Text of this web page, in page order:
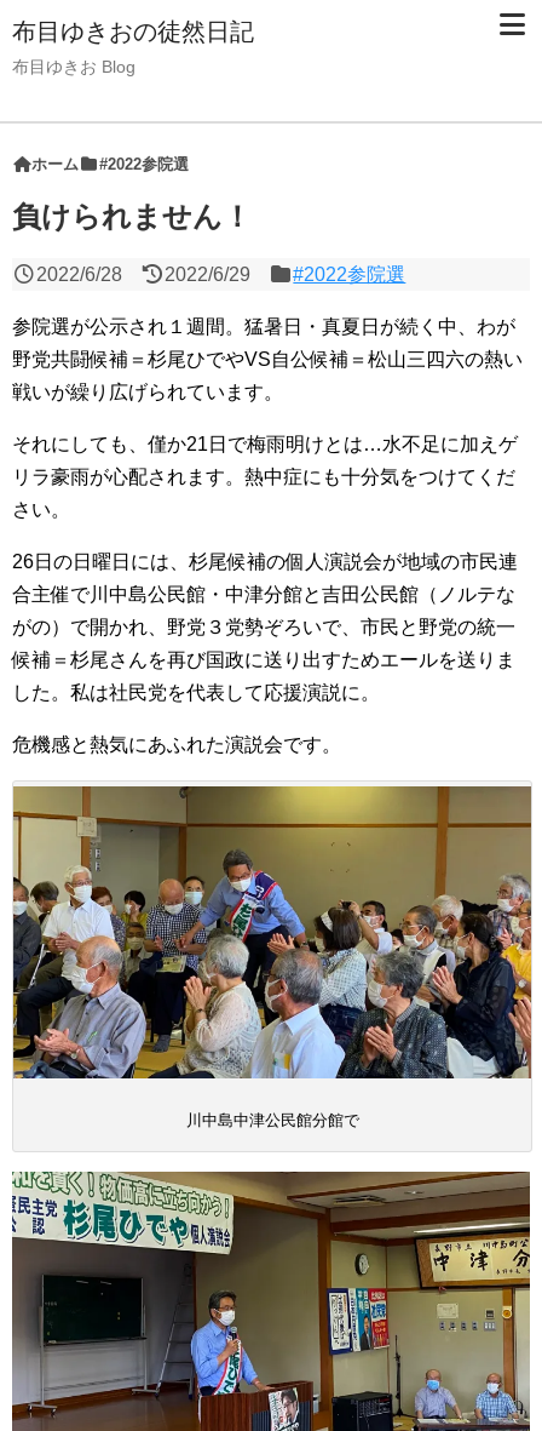
布目ゆきおの徒然日記
布目ゆきお Blog
ホーム #2022参院選
負けられません！
2022/6/28 2022/6/29 #2022参院選
参院選が公示され１週間。猛暑日・真夏日が続く中、わが
野党共闘候補＝杉尾ひでやVS自公候補＝松山三四六の熱い
戦いが繰り広げられています。
それにしても、僅か21日で梅雨明けとは…水不足に加えゲ
リラ豪雨が心配されます。熱中症にも十分気をつけてくだ
さい。
26日の日曜日には、杉尾候補の個人演説会が地域の市民連
合主催で川中島公民館・中津分館と吉田公民館（ノルテな
がの）で開かれ、野党３党勢ぞろいで、市民と野党の統一
候補＝杉尾さんを再び国政に送り出すためエールを送りま
した。私は社民党を代表して応援演説に。
危機感と熱気にあふれた演説会です。
川中島中津公民館分館で